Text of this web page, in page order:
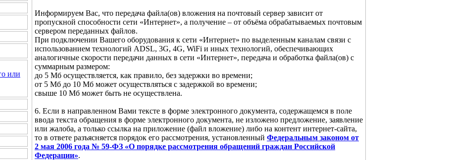
или
Информируем Вас, что передача файла(ов) вложения на почтовый сервер зависит от
пропускной способности сети «Интернет», а получение – от объёма обрабатываемых почтовым
сервером переданных файлов.
При подключении Вашего оборудования к сети «Интернет» по выделенным каналам связи с
использованием технологий ADSL, 3G, 4G, WiFi и иных технологий, обеспечивающих
аналогичные скорости передачи данных в сети «Интернет», передача и обработка файла(ов) с
суммарным размером:
до 5 Мб осуществляется, как правило, без задержки во времени;
от 5 Мб до 10 Мб может осуществляться с задержкой во времени;
свыше 10 Мб может быть не осуществлена.
6. Если в направленном Вами тексте в форме электронного документа, содержащемся в поле
ввода текста обращения в форме электронного документа, не изложено предложение, заявление
или жалоба, а только ссылка на приложение (файл вложение) либо на контент интернет-сайта,
то в ответе разъясняется порядок его рассмотрения, установленный Федеральным законом от
2 мая 2006 года № 59-ФЗ «О порядке рассмотрения обращений граждан Российской
Федерации».